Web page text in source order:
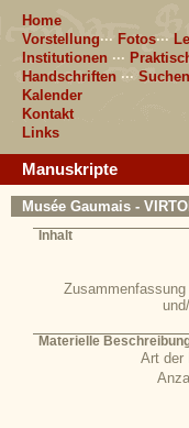
Home
Vorstellung··· Fotos···
Institutionen ···
Handschriften ··· Suchen
Kalender
Kontakt
Links
Manuskripte
Musée Gaumais -
Inhalt
Materielle
Art der